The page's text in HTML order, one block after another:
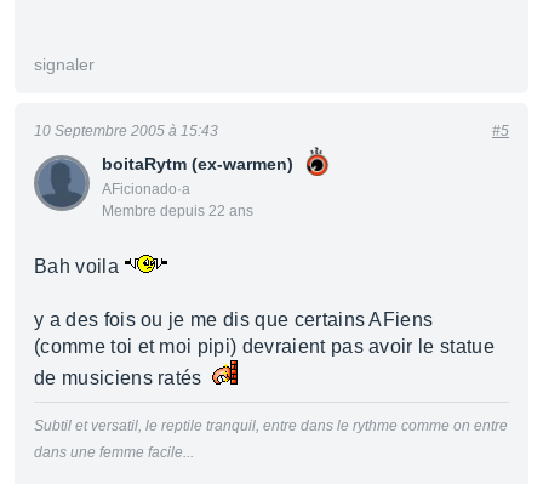
signaler
boitaRytm (ex-warmen)
AFicionado·a
Membre depuis 22 ans
10 Septembre 2005 à 15:43 #5
Bah voila
y a des fois ou je me dis que certains AFiens
(comme toi et moi pipi) devraient pas avoir le statue
de musiciens ratés
Subtil et versatil, le reptile tranquil, entre dans le rythme comme on entre
dans une femme facile...